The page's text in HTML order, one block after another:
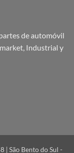
de automóvil
Industrial y
São Bento do Sul -